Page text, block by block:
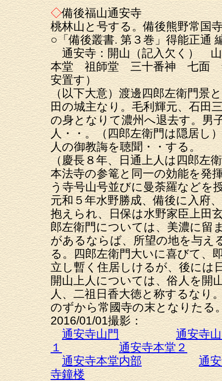
◇備後福山通安寺
桃林山と号する。備後熊野常国
○「備後叢書. 第３巻」得能正通
通安寺：開山（記入欠く） 山
本堂 祖師堂 三十番神 七面
安置す）
（以下大意）渡邊四郎左衛門景
田の城主なり。毛利輝元、石田
の身となりて濃州へ退去す。男
人・・。（四郎左衛門は隠居し
人の御教誨を聴聞・・する。
（慶長８年、日通上人は四郎左
本法寺の参篭と同一の効能を発
う寺号山号並びに曼荼羅などを
元和５年水野勝成、備後に入府
抱えられ、日保は水野家臣上田
郎左衛門については、美濃に留
があるならば、所望の地を与え
る。四郎左衛門大いに喜びて、
立し暫く住居しけるが、後には
開山上人については、俗人を開
人、二祖日香大徳と称するなり
のずから常國寺の末となりたる
2016/01/01撮影：
通安寺山門
通安寺
１
通安寺本堂２
通安寺本堂内部
通
寺鐘楼